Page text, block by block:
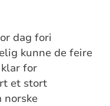
dag fori
kunne de feire
for
et stort
norske